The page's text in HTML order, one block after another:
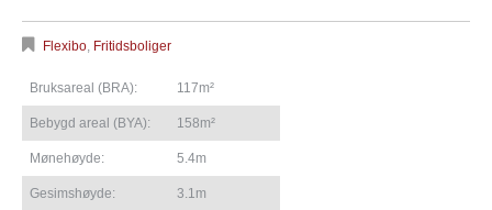
Flexibo Fritidsboliger
Bruksareal (BRA): 117m²
Bebygd areal (BYA): 158m²
Mønehøyde: 5.4m
Gesimshøyde: 3.1m